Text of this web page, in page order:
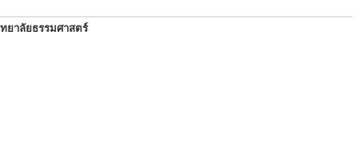
ยาลัยธรรมศาสตร์